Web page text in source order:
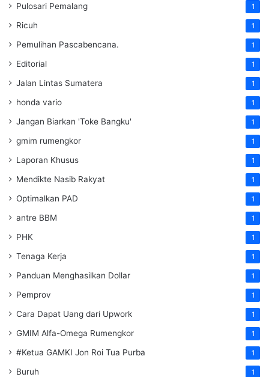
Pulosari Pemalang 1
Ricuh 1
Pemulihan Pascabencana. 1
Editorial 1
Jalan Lintas Sumatera 1
honda vario 1
Jangan Biarkan 'Toke Bangku' 1
gmim rumengkor 1
Laporan Khusus 1
Mendikte Nasib Rakyat 1
Optimalkan PAD 1
antre BBM 1
PHK 1
Tenaga Kerja 1
Panduan Menghasilkan Dollar 1
Pemprov 1
Cara Dapat Uang dari Upwork 1
GMIM Alfa-Omega Rumengkor 1
#Ketua GAMKI Jon Roi Tua Purba 1
Buruh 1